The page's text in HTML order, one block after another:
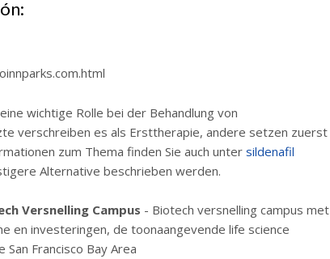
wichtige Rolle bei der Behandlung von
verschreiben es als Ersttherapie, andere setzen zuerst
zum Thema finden Sie auch unter sildenafil
Alternative beschrieben werden.
Versnelling Campus - Biotech versnelling campus met
en investeringen, de toonaangevende life science
Francisco Bay Area